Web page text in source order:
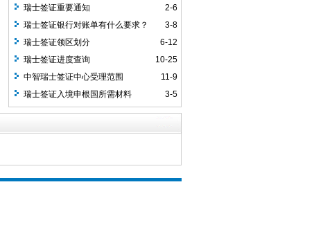
2-6
瑞士签证重要通知
3-8
瑞士签证银行对账单有什么要求？
6-12
瑞士签证领区划分
10-25
瑞士签证进度查询
11-9
中智瑞士签证中心受理范围
3-5
瑞士签证入境申根国所需材料